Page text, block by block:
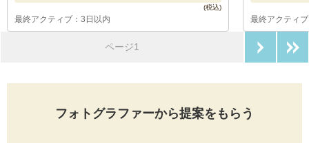
最終アクティブ：3日以内 最終アクティ
ページ1
フォトグラファーから提案をもらう